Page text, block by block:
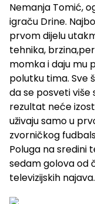
Nemanja Tomić,
igraču Drine.
prvom dijelu
tehnika,
momka i daju mu
polutku tima. Sve
da se posveti
rezultat neće
uživaju samo u
zvorničkog
Poluga na sredini
sedam golova od
televizijskih najava.